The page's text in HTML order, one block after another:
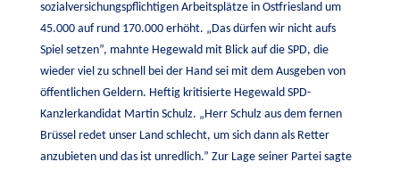
sozialversichungspflichtigen Arbeitsplätze in Ostfriesland um
45.000 auf rund 170.000 erhöht. „Das dürfen wir nicht aufs
Spiel setzen”, mahnte Hegewald mit Blick auf die SPD, die
wieder viel zu schnell bei der Hand sei mit dem Ausgeben von
öffentlichen Geldern. Heftig kritisierte Hegewald SPD-
Kanzlerkandidat Martin Schulz. „Herr Schulz aus dem fernen
Brüssel redet unser Land schlecht, um sich dann als Retter
anzubieten und das ist unredlich.” Zur Lage seiner Partei sagte